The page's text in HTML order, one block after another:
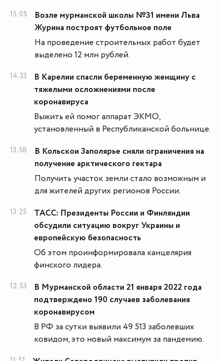
15:05
Возле мурманской школы №31 имени Льва
Журина построят футбольное поле
На проведение строительных работ будет
выделено 12 млн рублей.
14:33
В Карелии спасли беременную женщину с
тяжелыми осложнениями после
коронавируса
Выжить ей помог аппарат ЭКМО,
установленный в Республиканской больнице.
13:58
В Кольскои Заполярье сняли ограничения на
получение арктического гектара
Получить участок земли стало возможным и
для жителей других регионов России.
13:25
ТАСС: Президенты России и Финляндии
обсудили ситуацию вокруг Украины и
европейскую безопасность
Об этом проинформировала канцелярия
финского лидера.
12:53
В Мурманской области 21 января 2022 года
подтверждено 190 случаев заболевания
коронавирусом
В РФ за сутки выявили 49 513 заболевших
ковидом, это новый максимум за пандемию.